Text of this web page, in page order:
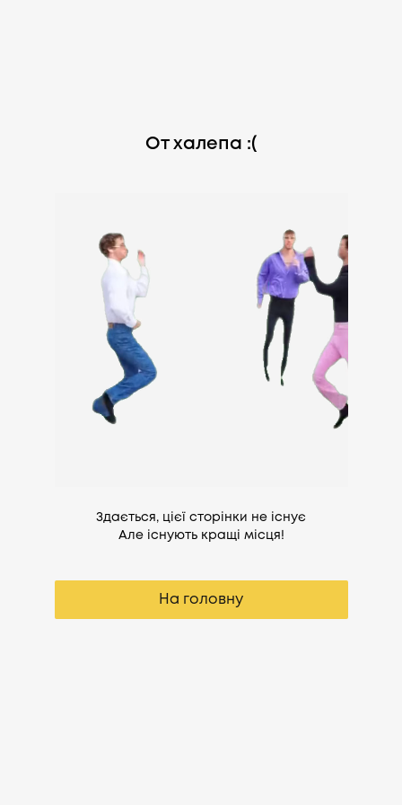
От халепа :(
Здається, цієї сторінки не існує
Але існують кращі місця!
На головну